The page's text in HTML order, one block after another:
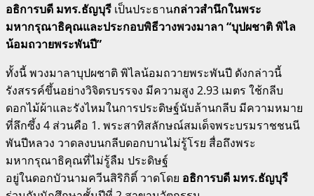
อธิการบดี มทร.ธัญบุรี เป็นประธานกล่าวสำนึกในพระ
มหากรุณาธิคุณและประกอบพิธีวางพวงมาลา “บุปผชาติ พิไล
น้อมถวายพระพันปี”
ทั้งนี้ พวงมาลาบุปผชาติ พิไลน้อมถวายพระพันปี ดังกล่าวนี้
รังสรรค์ขึ้นอย่างวิจิตรบรรจง มีความสูง 2.93 เมตร ใช้กลีบ
ดอกไม้ผ้าและรังไหมในการประดิษฐ์นับล้านกลีบ มีความหมาย
ที่ลึกซึ้ง 4 ส่วนคือ 1. พระสาทิสลักษณ์สมเด็จพระบรมราชชนนี
พันปีหลวง วาดลงบนกลีบดอกบานไม่รู้โรย สื่อถึงพระ
มหากรุณาธิคุณที่ไม่รู้ลืม ประดิษฐ์
อยู่ในดอกบัวนามควีนสิริกิติ์ วาดโดย อธิการบดี มทร.ธัญบุรี